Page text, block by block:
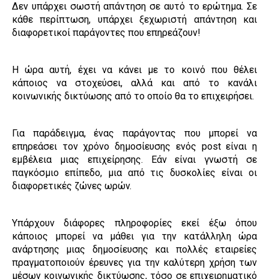
Δεν υπάρχει σωστή απάντηση σε αυτό το ερώτημα. Σε
κάθε περίπτωση, υπάρχει ξεχωριστή απάντηση και
διαφορετικοί παράγοντες που επηρεάζουν!
Η ώρα αυτή, έχει να κάνει με το κοινό που θέλει
κάποιος να στοχεύσει, αλλά και από το κανάλι
κοινωνικής δικτύωσης από το οποίο θα το επιχειρήσει.
Για παράδειγμα, ένας παράγοντας που μπορεί να
επηρεάσει τον χρόνο δημοσίευσης ενός post είναι η
εμβέλεια μιας επιχείρησης. Εάν είναι γνωστή σε
παγκόσμιο επίπεδο, μια από τις δυσκολίες είναι οι
διαφορετικές ζώνες ωρών.
Υπάρχουν διάφορες πληροφορίες εκεί έξω όπου
κάποιος μπορεί να μάθει για την κατάλληλη ώρα
ανάρτησης μιας δημοσίευσης και πολλές εταιρείες
πραγματοποιούν έρευνες για την καλύτερη χρήση των
μέσων κοινωνικής δικτύωσης, τόσο σε επιχειρηματικό